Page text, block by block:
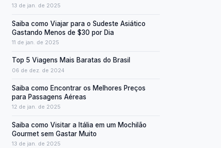
13 de jan. de 2025
Saiba como Viajar para o Sudeste Asiático
Gastando Menos de $30 por Dia
11 de jan. de 2025
Top 5 Viagens Mais Baratas do Brasil
06 de dez. de 2024
Saiba como Encontrar os Melhores Preços
para Passagens Aéreas
12 de jan. de 2025
Saiba como Visitar a Itália em um Mochilão
Gourmet sem Gastar Muito
13 de jan. de 2025